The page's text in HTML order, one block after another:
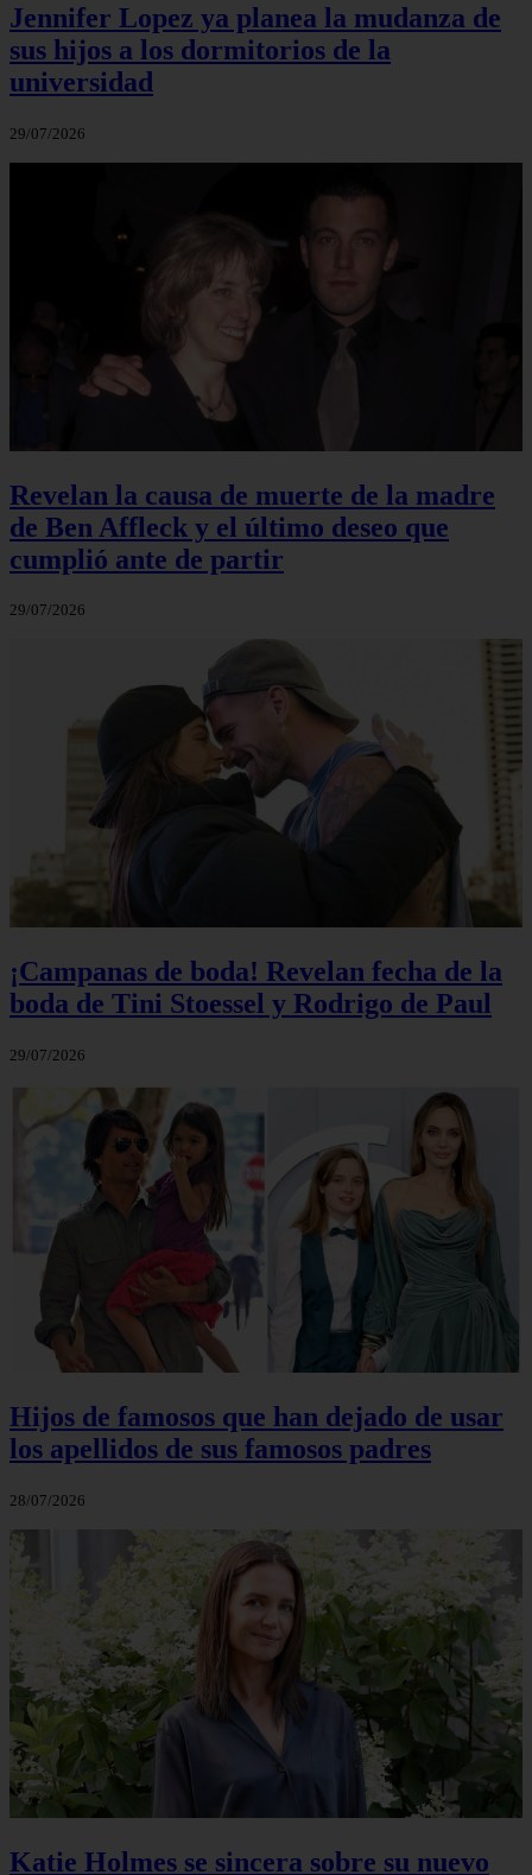
Jennifer Lopez ya planea la mudanza de
sus hijos a los dormitorios de la
universidad
29/07/2026
Revelan la causa de muerte de la madre
de Ben Affleck y el último deseo que
cumplió ante de partir
29/07/2026
¡Campanas de boda! Revelan fecha de la
boda de Tini Stoessel y Rodrigo de Paul
29/07/2026
Hijos de famosos que han dejado de usar
los apellidos de sus famosos padres
28/07/2026
Katie Holmes se sincera sobre su nuevo